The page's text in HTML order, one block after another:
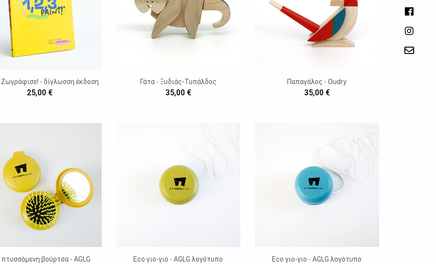
Ζωγράφισε! - δίγλωσση έκδοση
25,00 €
Γάτα - Ξυδιάς-Τυπάλδος
35,00 €
Παπαγάλος - Oudry
35,00 €
πτυσσόμενη βούρτσα - AGLG
Eco γιο-γιο - AGLG λογότυπο Eco γιο-γιο - AGLG λογότυπο